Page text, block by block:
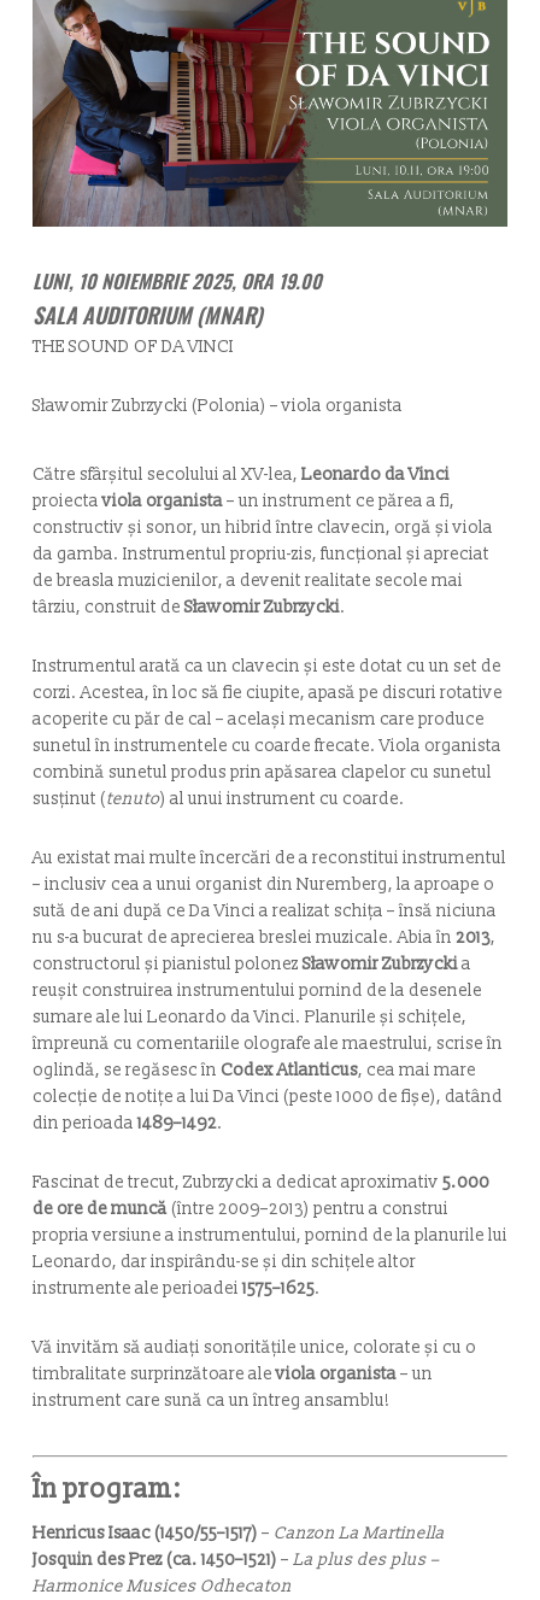
LUNI, 10 NOIEMBRIE 2025, ORA 19.00
SALA AUDITORIUM (MNAR)
THE SOUND OF DA VINCI
Sławomir Zubrzycki (Polonia) – viola organista
Către sfârșitul secolului al XV-lea, Leonardo da Vinci
proiectaviola organista– un instrument ce părea a fi,
constructiv și sonor, un hibrid între clavecin, orgă și viola
da gamba. Instrumentul propriu-zis, funcțional și apreciat
de breasla muzicienilor, a devenit realitate secole mai
târziu, construit deSławomir Zubrzycki.
Instrumentul arată ca un clavecin și este dotat cu un set de
corzi. Acestea, în loc să fie ciupite, apasă pe discuri rotative
acoperite cu păr de cal – același mecanism care produce
sunetul în instrumentele cu coarde frecate. Viola organista
combină sunetul produs prin apăsarea clapelor cu sunetul
susținut (tenuto) al unui instrument cu coarde.
Au existat mai multe încercări de a reconstitui instrumentul
– inclusiv cea a unui organist din Nuremberg, la aproape o
sută de ani după ce Da Vinci a realizat schița – însă niciuna
nu s-a bucurat de aprecierea breslei muzicale. Abia în 2013,
constructorul și pianistul polonezSławomir Zubrzyckia
reușit construirea instrumentului pornind de la desenele
sumare ale lui Leonardo da Vinci. Planurile și schițele,
împreună cu comentariile olografe ale maestrului, scrise în
oglindă, se regăsesc în Codex Atlanticus, cea mai mare
colecție de notițe a lui Da Vinci (peste 1000 de fișe), datând
din perioada1489–1492.
Fascinat de trecut, Zubrzycki a dedicat aproximativ 5.000
de ore de muncă(între 2009–2013) pentru a construi
propria versiune a instrumentului, pornind de la planurile lui
Leonardo, dar inspirându-se și din schițele altor
instrumente ale perioadei1575–1625.
Vă invităm să audiați sonoritățile unice, colorate și cu o
timbralitate surprinzătoare aleviola organista– un
instrument care sună ca un întreg ansamblu!
În program:
Henricus Isaac (1450/55–1517) – Canzon La Martinella
Josquin des Prez (ca. 1450–1521) – La plus des plus –
Harmonice Musices Odhecaton